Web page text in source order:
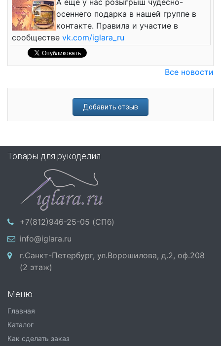
А еще у нас розыгрыш чудесно-
осеннего подарка в нашей группе в
контакте. Правила и участие в
сообществе vk.com/iglara_ru
Все новости
Добавить отзыв
Товары для рукоделия
+7(812)946-25-05 (СПб)
info@iglara.ru
г.Санкт-Петербург, ул.Ворошилова, д.2, оф.208
(2 этаж)
Меню
Главная
Каталог
Как сделать заказ